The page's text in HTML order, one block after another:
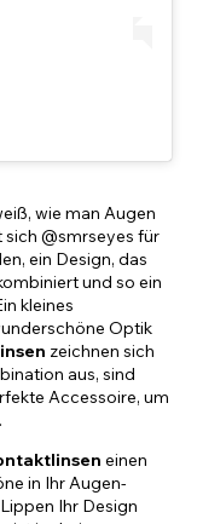
wie man Augen
@smrseyes für
ein Design, das
und so ein
kleines
Optik
zeichnen sich
aus, sind
Accessoire, um
einen
in Ihr Augen-
Ihr Design